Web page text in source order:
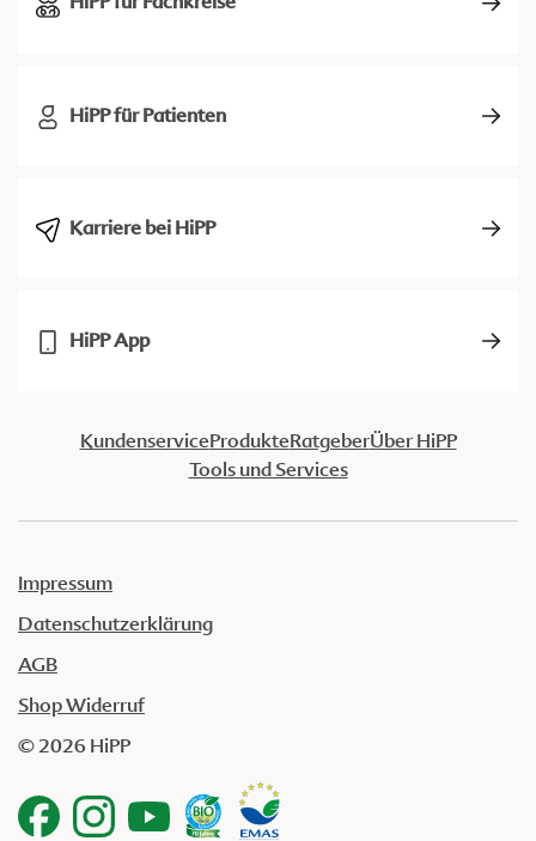
HiPP für Patienten
Karriere bei HiPP
HiPP App
KundenserviceProdukteRatgeberÜber HiPP
Tools und Services
Impressum
Datenschutzerklärung
AGB
Shop Widerruf
© 2026 HiPP